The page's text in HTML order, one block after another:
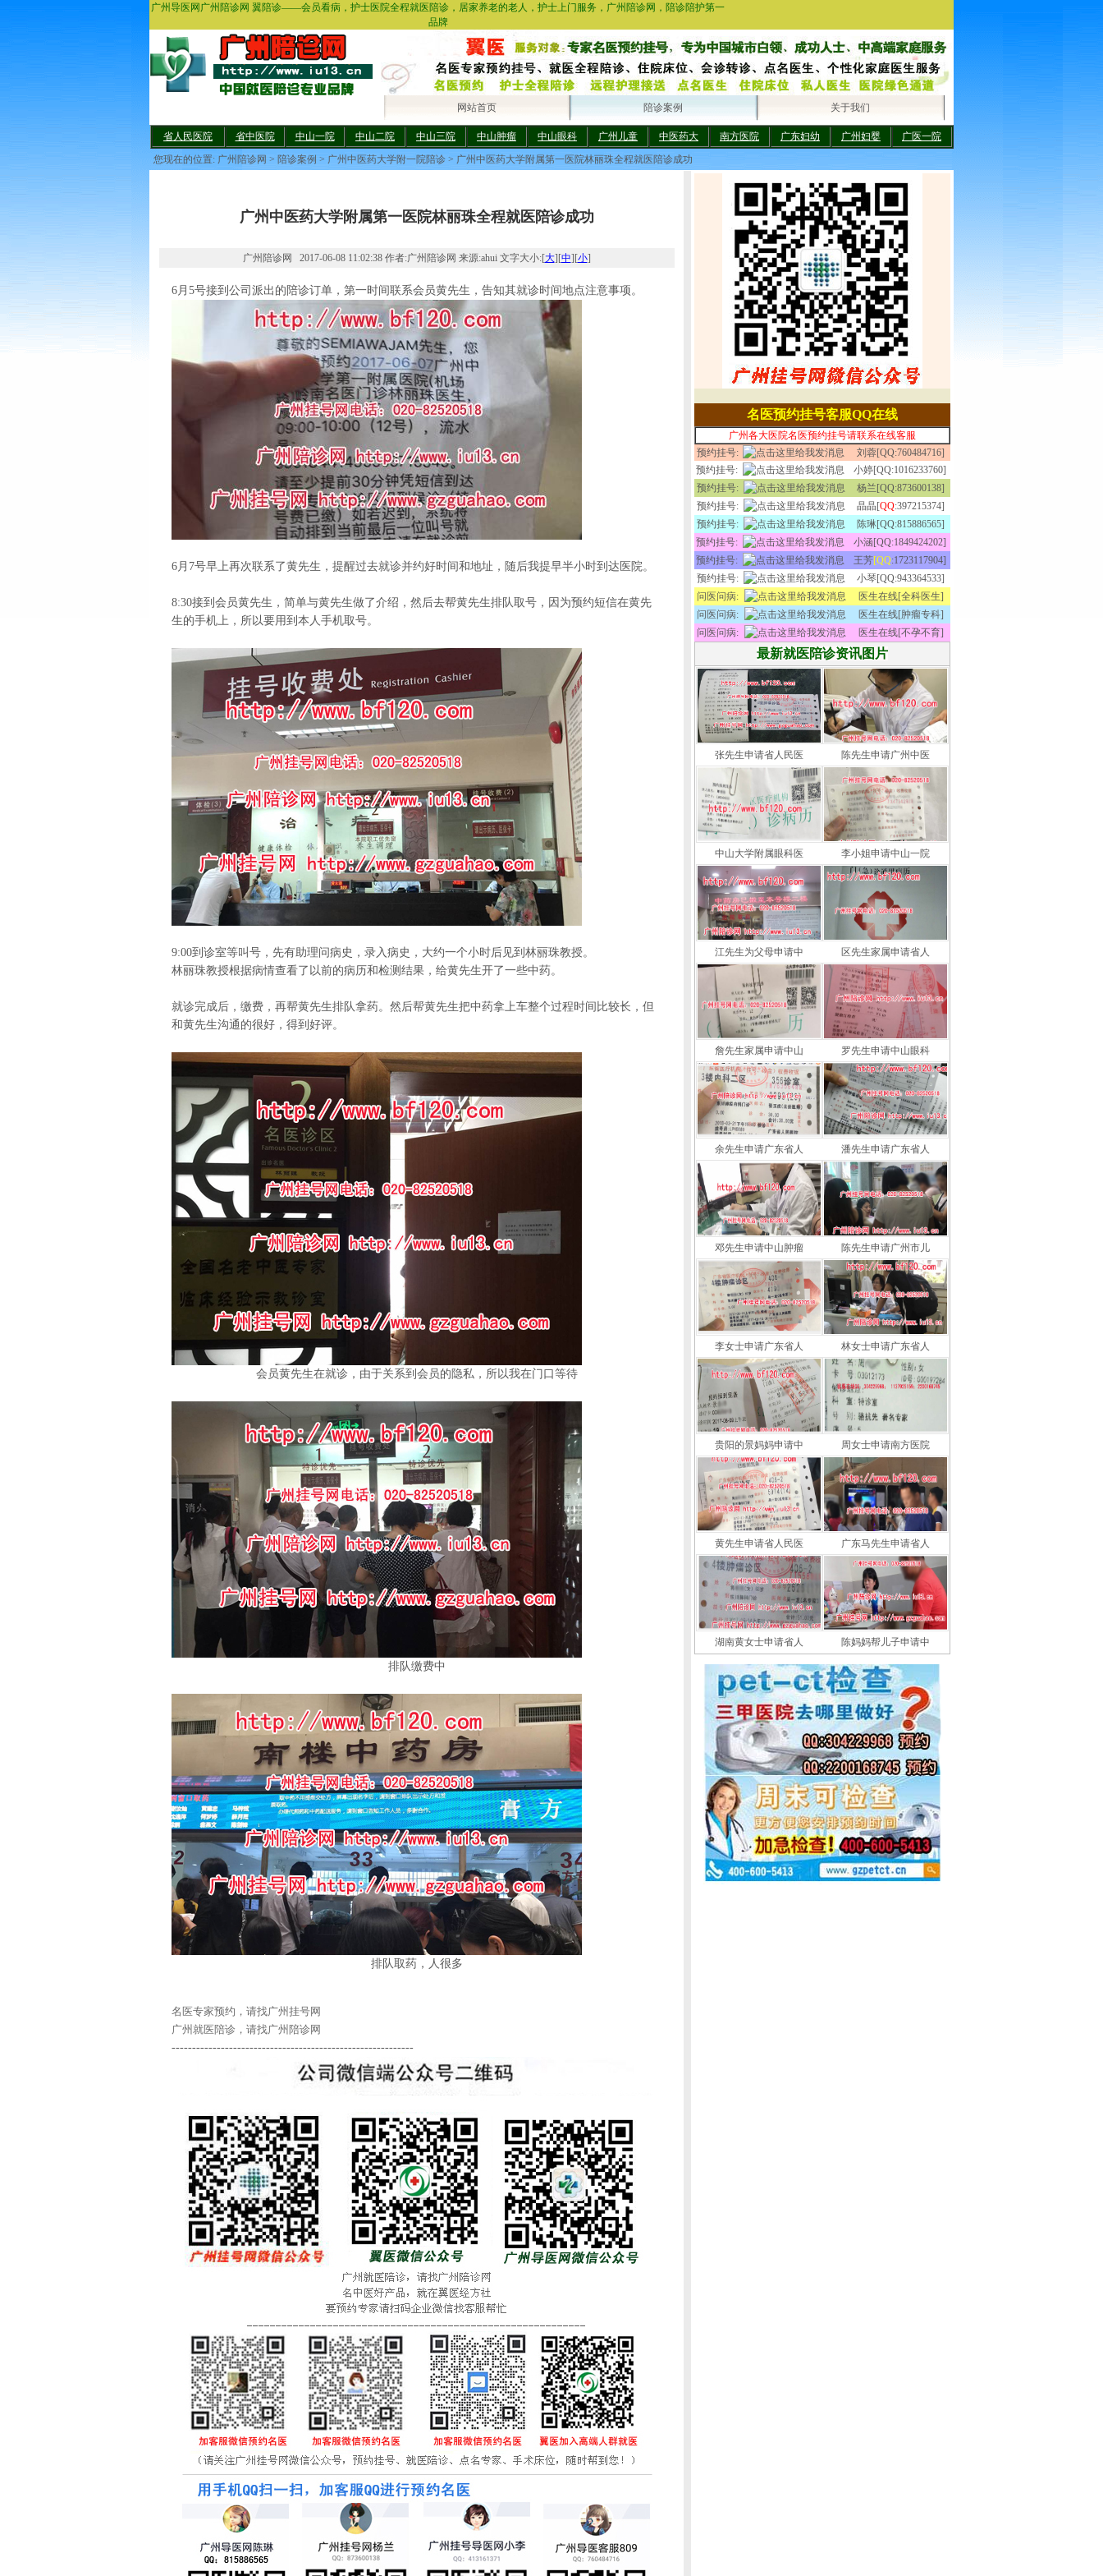
广州导医网广州陪诊网 翼陪诊——会员看病，护士医院全程就医陪诊，居家养老的老人，护士上门服务，广州陪诊网，陪诊陪护第一
品牌
网站首页 陪诊案例 关于我们
省人民医院 省中医院 中山一院 中山二院 中山三院 中山肿瘤 中山眼科 广州儿童 中医药大 南方医院 广东妇幼 广州妇婴
广医一院
您现在的位置: 广州陪诊网 > 陪诊案例 > 广州中医药大学附一院陪诊 > 广州中医药大学附属第一医院林丽珠全程就医陪诊成功
广州中医药大学附属第一医院林丽珠全程就医陪诊成功
广州陪诊网 2017-06-08 11:02:38 作者:广州陪诊网 来源:ahui 文字大小:[大][中][小]
6月5号接到公司派出的陪诊订单，第一时间联系会员黄先生，告知其就诊时间地点注意事项。
6月7号早上再次联系了黄先生，提醒过去就诊并约好时间和地址，随后我提早半小时到达医院。
8:30接到会员黄先生，简单与黄先生做了介绍，然后去帮黄先生排队取号，因为预约短信在黄先
生的手机上，所以要用到本人手机取号。
9:00到诊室等叫号，先有助理问病史，录入病史，大约一个小时后见到林丽珠教授。
林丽珠教授根据病情查看了以前的病历和检测结果，给黄先生开了一些中药。
就诊完成后，缴费，再帮黄先生排队拿药。然后帮黄先生把中药拿上车整个过程时间比较长，但
和黄先生沟通的很好，得到好评。
会员黄先生在就诊，由于关系到会员的隐私，所以我在门口等待
排队缴费中
排队取药，人很多
名医专家预约，请找广州挂号网
广州就医陪诊，请找广州陪诊网
-----------------------------------------------------------
名医预约挂号客服QQ在线
广州各大医院名医预约挂号请联系在线客服
预约挂号:
刘蓉[QQ:760484716]
预约挂号:
小婷[QQ:1016233760]
预约挂号:
杨兰[QQ:873600138]
预约挂号:
晶晶[QQ:397215374]
预约挂号:
陈琳[QQ:815886565]
预约挂号:
小涵[QQ:1849424202]
预约挂号:
王芳[QQ:1723117904]
预约挂号:
小琴[QQ:943364533]
问医问病:
医生在线[全科医生]
问医问病:
医生在线[肿瘤专科]
问医问病:
医生在线[不孕不育]
最新就医陪诊资讯图片
张先生申请省人民医 陈先生申请广州中医
中山大学附属眼科医 李小姐申请中山一院
江先生为父母申请中 区先生家属申请省人
詹先生家属申请中山 罗先生申请中山眼科
余先生申请广东省人 潘先生申请广东省人
邓先生申请中山肿瘤 陈先生申请广州市儿
李女士申请广东省人 林女士申请广东省人
贵阳的景妈妈申请中 周女士申请南方医院
黄先生申请省人民医 广东马先生申请省人
湖南黄女士申请省人 陈妈妈帮儿子申请中